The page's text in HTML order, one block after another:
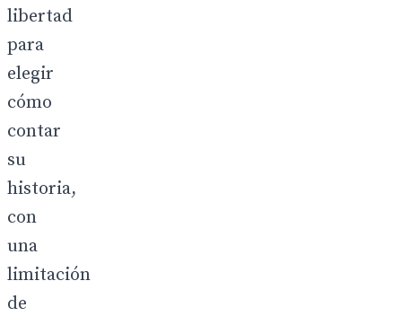
libertad
para
elegir
cómo
contar
su
historia,
con
una
limitación
de